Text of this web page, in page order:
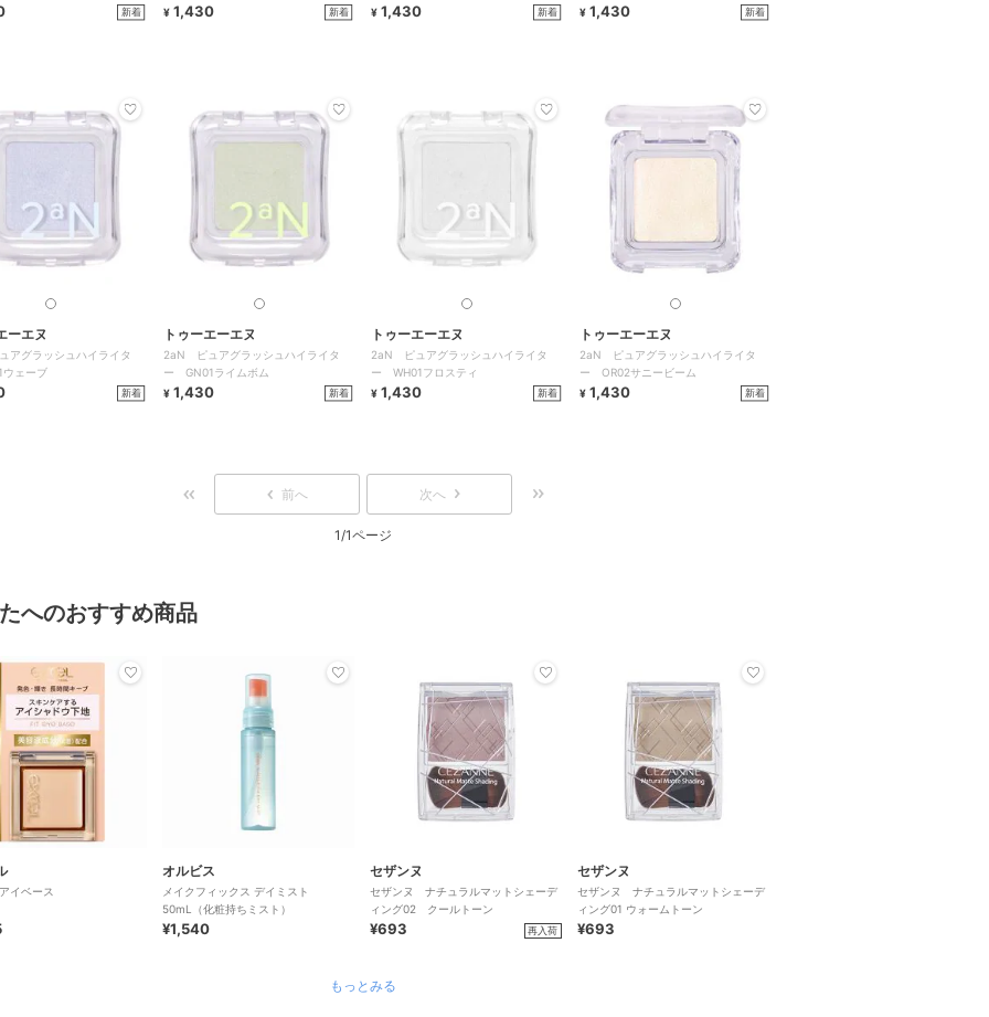
新着
¥ 1,430 新着
¥ 1,430 新着
¥ 1,430 新着
ーエヌ
アグラッシュハイライタ
ェーブ
新着
トゥーエーエヌ
2aN ピュアグラッシュハイライタ
ー GN01ライムボム
¥ 1,430 新着
トゥーエーエヌ
2aN ピュアグラッシュハイライタ
ー WH01フロスティ
¥ 1,430 新着
トゥーエーエヌ
2aN ピュアグラッシュハイライタ
ー OR02サニービーム
¥ 1,430 新着
前へ 次へ
1/1ページ
へのおすすめ商品
イベース
オルビス
メイクフィックス デイミスト
50mL（化粧持ちミスト）
¥1,540
セザンヌ
セザンヌ ナチュラルマットシェーデ
ィング02 クールトーン
¥693 再入荷
セザンヌ
セザンヌ ナチュラルマットシェーデ
ィング01 ウォームトーン
¥693
もっとみる